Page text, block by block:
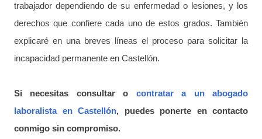
trabajador dependiendo de su enfermedad o lesiones, y los
derechos que confiere cada uno de estos grados. También
explicaré en una breves líneas el proceso para solicitar la
incapacidad permanente en Castellón.
Si necesitas consultar o contratar a un abogado
laboralista en Castellón, puedes ponerte en contacto
conmigo sin compromiso.